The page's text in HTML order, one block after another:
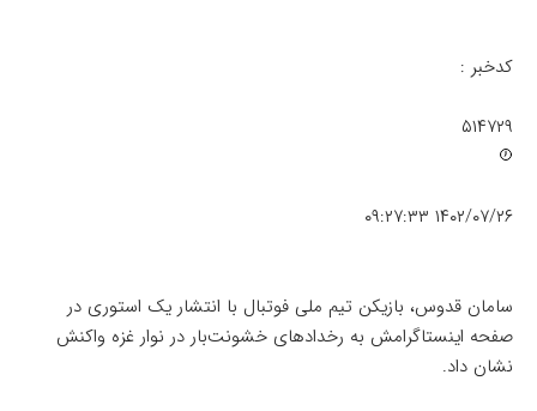
کدخبر :
۵۱۴۷۲۹
۱۴۰۲/۰۷/۲۶ ۰۹:۲۷:۳۳
سامان قدوس، بازیکن تیم ملی فوتبال با انتشار یک استوری در
صفحه اینستاگرامش به رخدادهای خشونت‌بار در نوار غزه واکنش
نشان داد.